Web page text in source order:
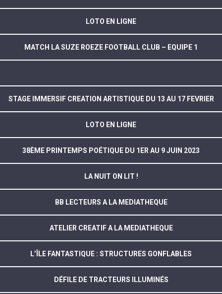
LOTO EN LIGNE
MATCH LA SUZE ROEZE FOOTBALL CLUB – EQUIPE 1
STAGE IMMERSIF CREATION ARTISTIQUE DU 13 AU 17 FEVRIER
LOTO EN LIGNE
38ÈME PRINTEMPS POÉTIQUE DU 1ER AU 9 JUIN 2023
LA NUIT ON LIT !
BB LECTEURS A LA MEDIATHEQUE
ATELIER CREATIF A LA MEDIATHEQUE
L’ÎLE FANTASTIQUE : STRUCTURES GONFLABLES
DÉFILE DE TRACTEURS ILLUMINÉS